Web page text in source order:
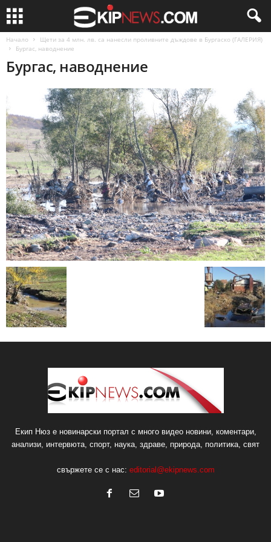
Начало
Щети за 4 млн. лв. са нанесли проливните дъждове в Бургаско (ГАЛЕРИЯ)
Бургас, наводнение
Бургас, наводнение
Екип Нюз е новинарски портал с много видео новини, коментари,
анализи, интервюта, спорт, наука, здраве, природа, политика, свят
свържете се с нас: editorial@ekipnews.com